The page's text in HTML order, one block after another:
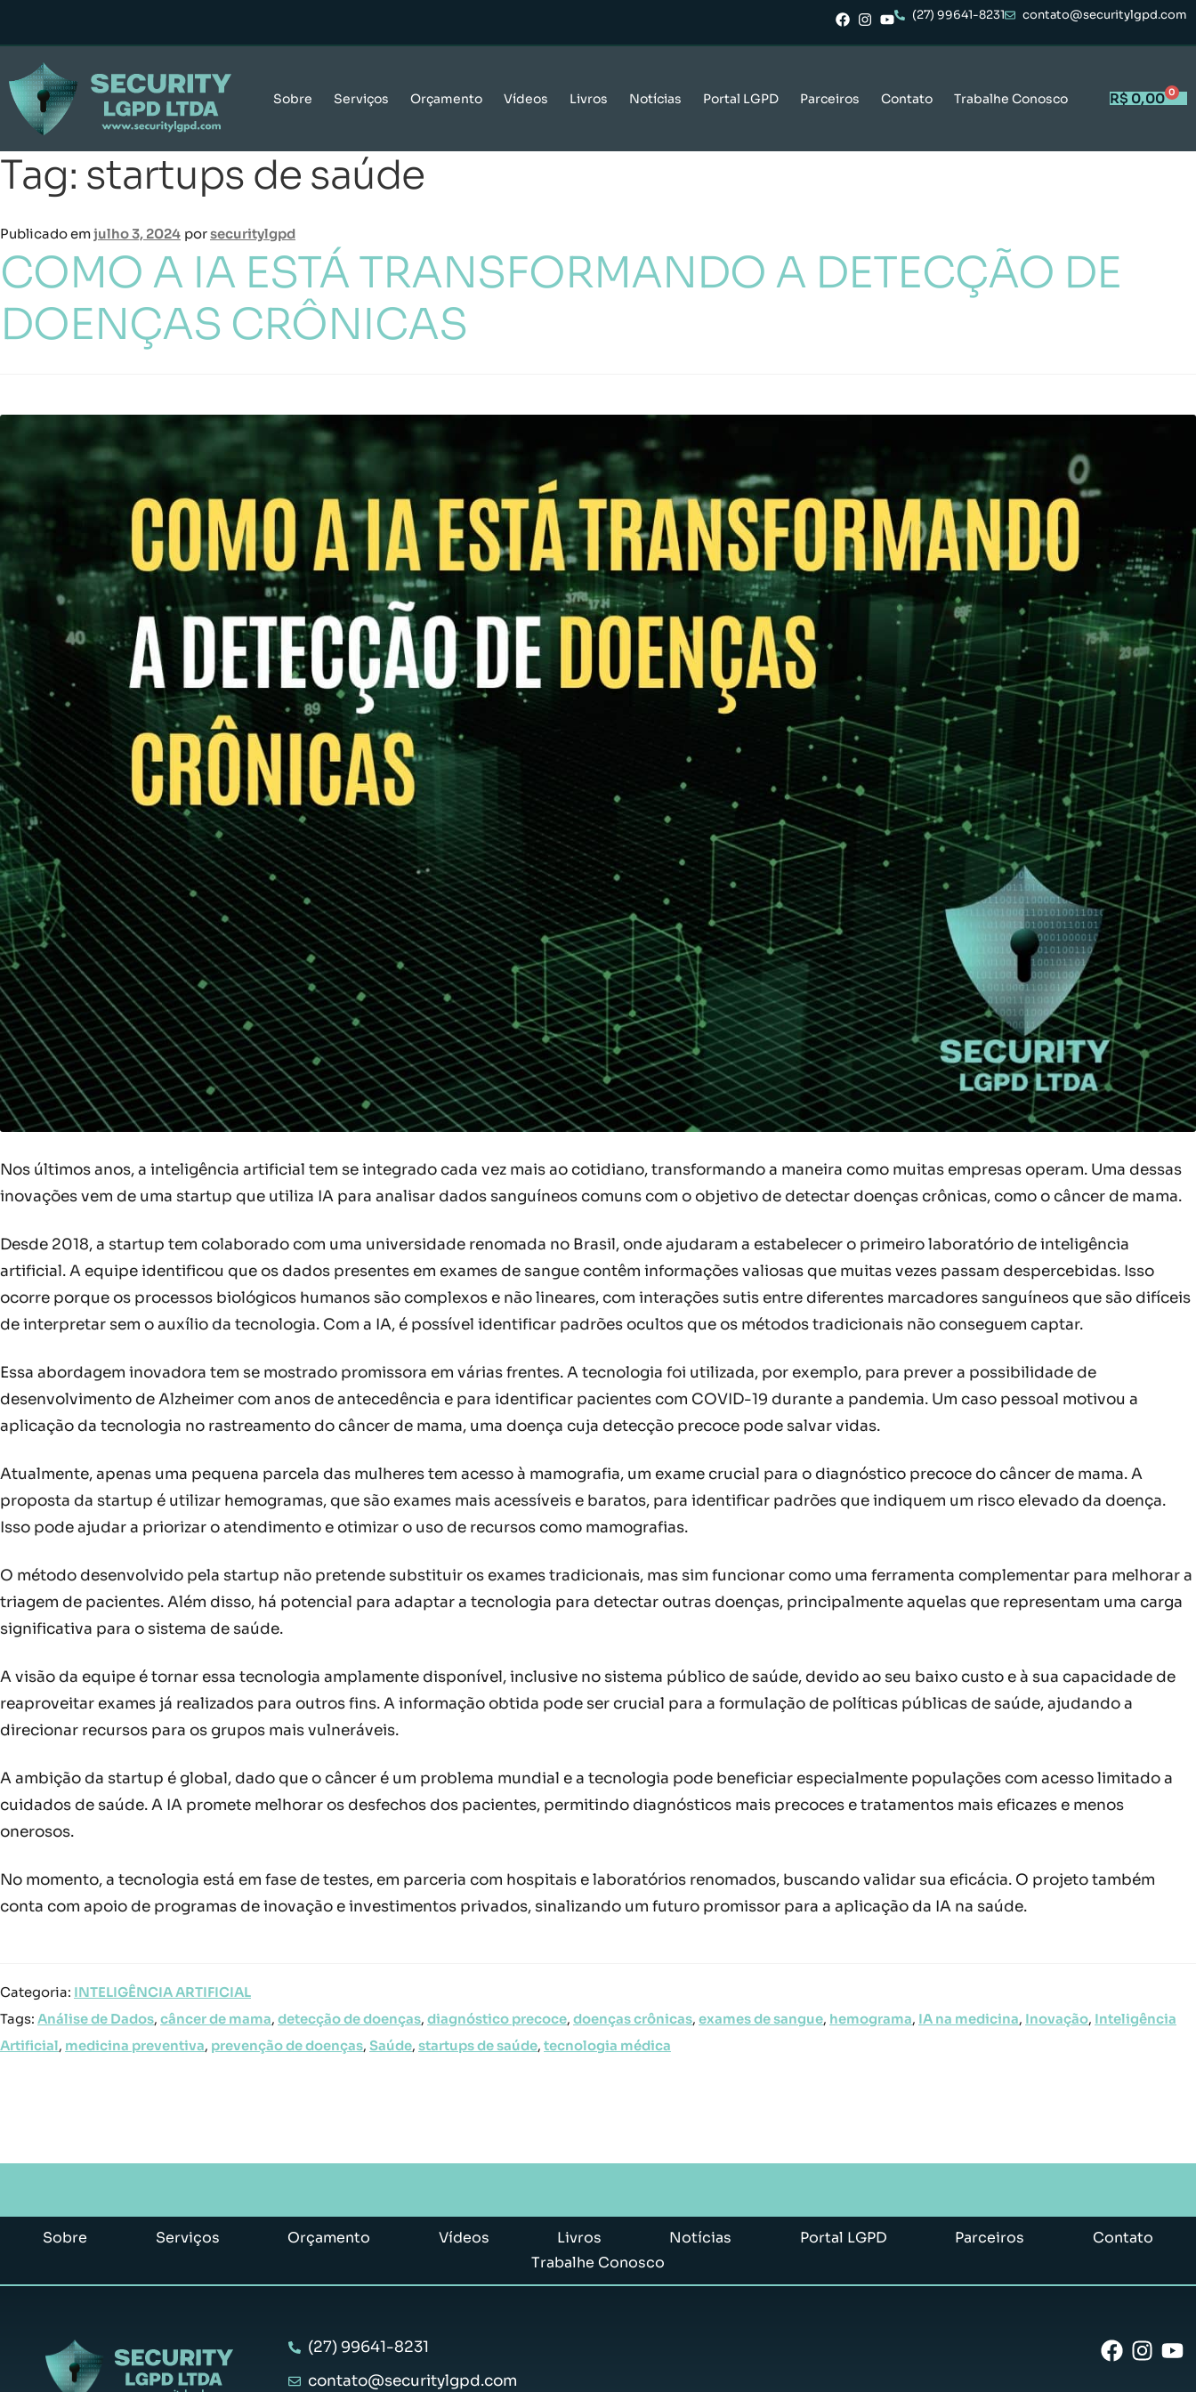
(27) 99641-8231 contato@securitylgpd.com
Sobre Serviços Orçamento Vídeos Livros Notícias Portal LGPD Parceiros Contato Trabalhe Conosco R$ 0,00 0
Tag: startups de saúde
Publicado emjulho 3, 2024 porsecuritylgpd
COMO A IA ESTÁ TRANSFORMANDO A DETECÇÃO DE
DOENÇAS CRÔNICAS
Nos últimos anos, a inteligência artificial tem se integrado cada vez mais ao cotidiano, transformando a maneira como muitas empresas operam. Uma dessas
inovações vem de uma startup que utiliza IA para analisar dados sanguíneos comuns com o objetivo de detectar doenças crônicas, como o câncer de mama.
Desde 2018, a startup tem colaborado com uma universidade renomada no Brasil, onde ajudaram a estabelecer o primeiro laboratório de inteligência
artificial. A equipe identificou que os dados presentes em exames de sangue contêm informações valiosas que muitas vezes passam despercebidas. Isso
ocorre porque os processos biológicos humanos são complexos e não lineares, com interações sutis entre diferentes marcadores sanguíneos que são difíceis
de interpretar sem o auxílio da tecnologia. Com a IA, é possível identificar padrões ocultos que os métodos tradicionais não conseguem captar.
Essa abordagem inovadora tem se mostrado promissora em várias frentes. A tecnologia foi utilizada, por exemplo, para prever a possibilidade de
desenvolvimento de Alzheimer com anos de antecedência e para identificar pacientes com COVID-19 durante a pandemia. Um caso pessoal motivou a
aplicação da tecnologia no rastreamento do câncer de mama, uma doença cuja detecção precoce pode salvar vidas.
Atualmente, apenas uma pequena parcela das mulheres tem acesso à mamografia, um exame crucial para o diagnóstico precoce do câncer de mama. A
proposta da startup é utilizar hemogramas, que são exames mais acessíveis e baratos, para identificar padrões que indiquem um risco elevado da doença.
Isso pode ajudar a priorizar o atendimento e otimizar o uso de recursos como mamografias.
O método desenvolvido pela startup não pretende substituir os exames tradicionais, mas sim funcionar como uma ferramenta complementar para melhorar a
triagem de pacientes. Além disso, há potencial para adaptar a tecnologia para detectar outras doenças, principalmente aquelas que representam uma carga
significativa para o sistema de saúde.
A visão da equipe é tornar essa tecnologia amplamente disponível, inclusive no sistema público de saúde, devido ao seu baixo custo e à sua capacidade de
reaproveitar exames já realizados para outros fins. A informação obtida pode ser crucial para a formulação de políticas públicas de saúde, ajudando a
direcionar recursos para os grupos mais vulneráveis.
A ambição da startup é global, dado que o câncer é um problema mundial e a tecnologia pode beneficiar especialmente populações com acesso limitado a
cuidados de saúde. A IA promete melhorar os desfechos dos pacientes, permitindo diagnósticos mais precoces e tratamentos mais eficazes e menos
onerosos.
No momento, a tecnologia está em fase de testes, em parceria com hospitais e laboratórios renomados, buscando validar sua eficácia. O projeto também
conta com apoio de programas de inovação e investimentos privados, sinalizando um futuro promissor para a aplicação da IA na saúde.
Categoria:
INTELIGÊNCIA ARTIFICIAL
Tags: Análise de Dados, câncer de mama, detecção de doenças, diagnóstico precoce, doenças crônicas, exames de sangue, hemograma, IA na medicina, Inovação, Inteligência
Artificial, medicina preventiva, prevenção de doenças, Saúde, startups de saúde, tecnologia médica
Sobre Serviços Orçamento Vídeos Livros Notícias Portal LGPD Parceiros
Contato
Trabalhe Conosco
(27) 99641-8231
contato@securitylgpd.com